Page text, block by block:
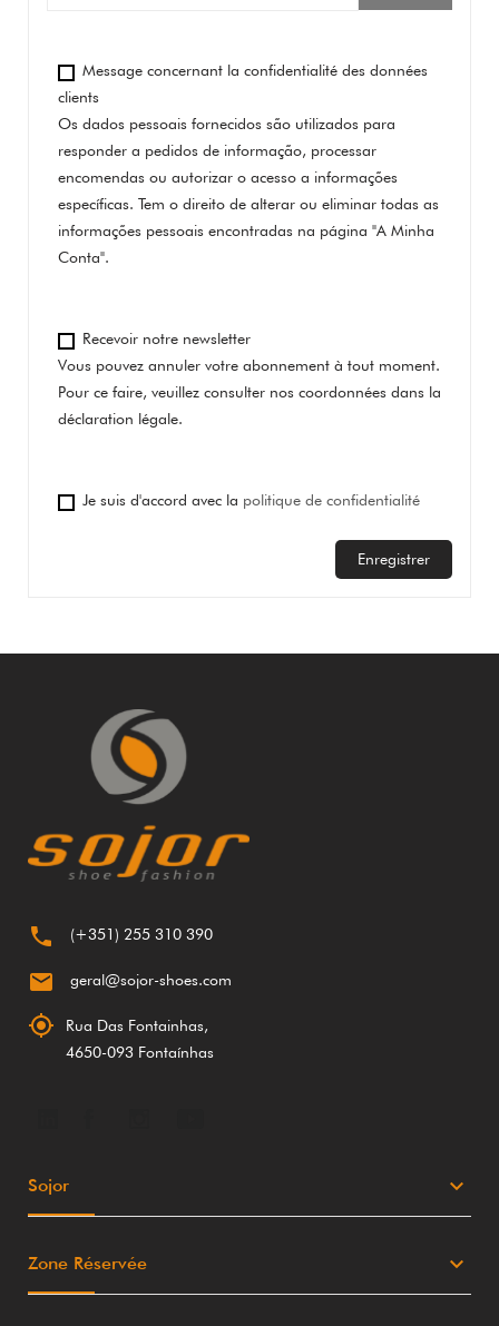
Message concernant la confidentialité des données
clients
Os dados pessoais fornecidos são utilizados para
responder a pedidos de informação, processar
encomendas ou autorizar o acesso a informações
específicas. Tem o direito de alterar ou eliminar todas as
informações pessoais encontradas na página "A Minha
Conta".
Recevoir notre newsletter
Vous pouvez annuler votre abonnement à tout moment.
Pour ce faire, veuillez consulter nos coordonnées dans la
déclaration légale.
Je suis d'accord avec la politique de confidentialité
Enregistrer
 (+351) 255 310 390
 geral@sojor-shoes.com

Rua Das Fontainhas,
4650-093 Fontaínhas
Sojor keyboard_arrow_down
Zone Réservée keyboard_arrow_down